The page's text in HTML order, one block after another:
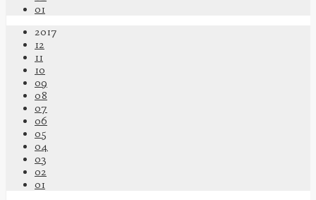
01
2017
12
11
10
09
08
07
06
05
04
03
02
01